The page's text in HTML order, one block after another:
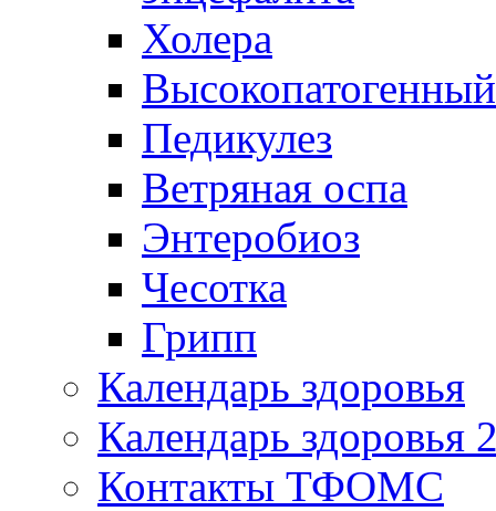
Холера
Педикулез
Ветряная оспа
Энтеробиоз
Чесотка
Грипп
Календарь здоровья
Календарь здоровья
Контакты ТФОМС